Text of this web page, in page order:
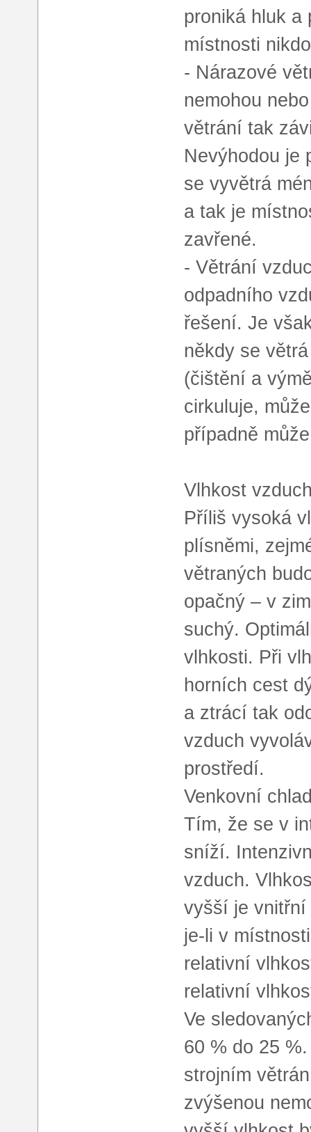
proniká hluk a
místnosti
- Nárazové
nemohou
větrání tak
Nevýhodou je
se vyvětrá
a tak je
zavřené.
- Větrání
odpadního
řešení. Je
někdy se
(čištění a
cirkuluje,
případně
Vlhkost
Příliš vysoká
plísněmi,
větraných
opačný – v
suchý.
vlhkosti. Při
horních cest
a ztrácí tak
vzduch
prostředí.
Venkovní
Tím, že se v
sníží.
vzduch.
vyšší je
je-li v
relativní
relativní
Ve
60 % do 25
strojním
zvýšenou